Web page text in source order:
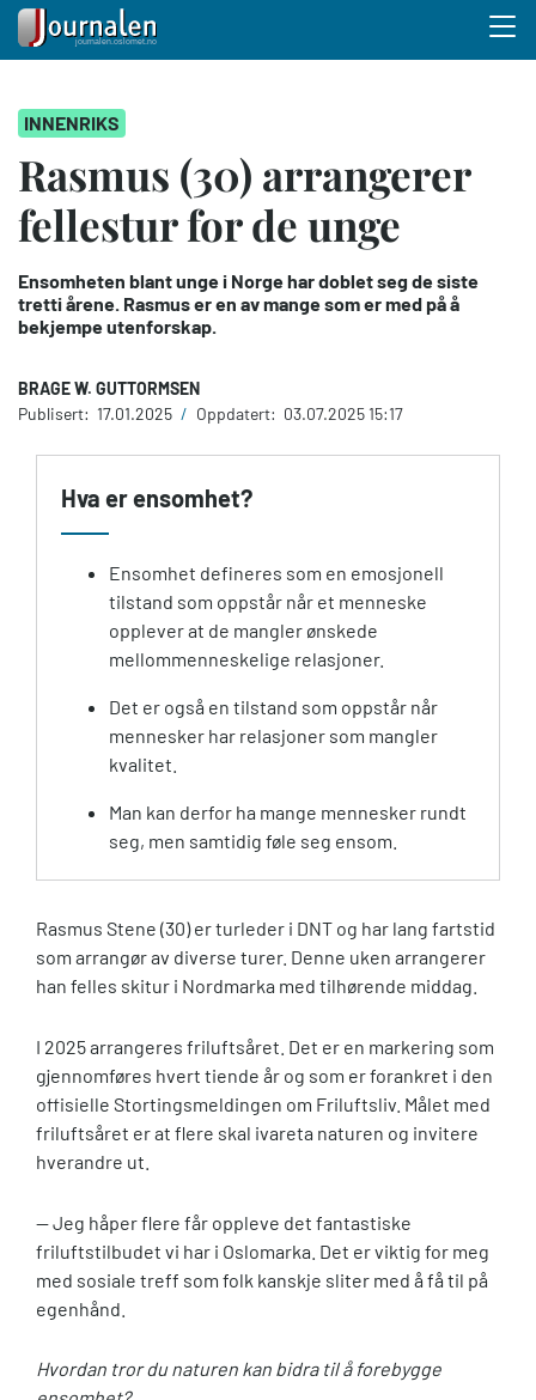
hovedinnhold
INNENRIKS
Rasmus (30) arrangerer
fellestur for de unge
Ensomheten blant unge i Norge har doblet seg de siste
tretti årene. Rasmus er en av mange som er med på å
bekjempe utenforskap.
BRAGE W. GUTTORMSEN
Publisert: 17.01.2025 / Oppdatert: 03.07.2025 15:17
Hva er ensomhet?
Ensomhet defineres som en emosjonell
tilstand som oppstår når et menneske
opplever at de mangler ønskede
mellommenneskelige relasjoner.
Det er også en tilstand som oppstår når
mennesker har relasjoner som mangler
kvalitet.
Man kan derfor ha mange mennesker rundt
seg, men samtidig føle seg ensom.
Rasmus Stene (30) er turleder i DNT og har lang fartstid
som arrangør av diverse turer. Denne uken arrangerer
han felles skitur i Nordmarka med tilhørende middag.
I 2025 arrangeres friluftsåret. Det er en markering som
gjennomføres hvert tiende år og som er forankret i den
offisielle Stortingsmeldingen om Friluftsliv. Målet med
friluftsåret er at flere skal ivareta naturen og invitere
hverandre ut.
— Jeg håper flere får oppleve det fantastiske
friluftstilbudet vi har i Oslomarka. Det er viktig for meg
med sosiale treff som folk kanskje sliter med å få til på
egenhånd.
Hvordan tror du naturen kan bidra til å forebygge